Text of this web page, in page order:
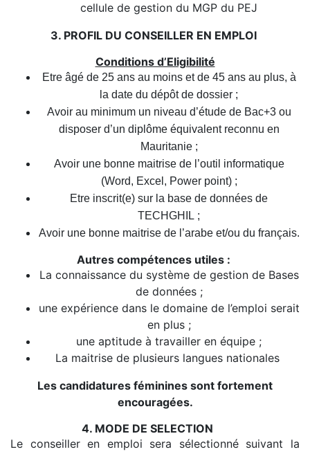
cellule de gestion du MGP du PEJ
3. PROFIL DU CONSEILLER EN EMPLOI
Conditions d’Eligibilité
Etre âgé de 25 ans au moins et de 45 ans au plus, à
la date du dépôt de dossier ;
Avoir au minimum un niveau d’étude de Bac+3 ou
disposer d’un diplôme équivalent reconnu en
Mauritanie ;
Avoir une bonne maitrise de l’outil informatique
(Word, Excel, Power point) ;
Etre inscrit(e) sur la base de données de
TECHGHIL ;
Avoir une bonne maitrise de l’arabe et/ou du français.
Autres compétences utiles :
La connaissance du système de gestion de Bases
de données ;
une expérience dans le domaine de l’emploi serait
en plus ;
une aptitude à travailler en équipe ;
La maitrise de plusieurs langues nationales
Les candidatures féminines sont fortement
encouragées.
4. MODE DE SELECTION
Le conseiller en emploi sera sélectionné suivant la